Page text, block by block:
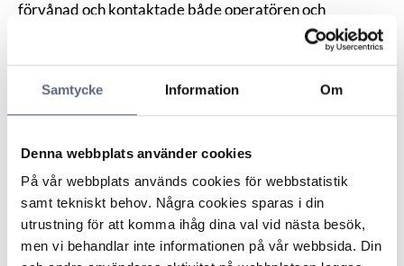
Samtycke Information Om
Denna webbplats använder cookies
På vår webbplats används cookies för webbstatistik
samt tekniskt behov. Några cookies sparas i din
utrustning för att komma ihåg dina val vid nästa besök,
men vi behandlar inte informationen på vår webbsida. Din
förvånad och kontaktade både operatören och
WhatsApp. Operatören svarade att samtalen hade gått
via mobilnätet. Konsumenten menade att samtalen
registrerats som vanliga samtal. Enligt konsumenten var
denne självklart ansluten till internet.
samtal sker via krypterad trafik över internet, vanligen
via Wi-Fi och kräver internetanslutning. Den
debiterade trafiken var gjord via mobilnätet som
vanliga samtal och sms. Operatören menade också att
man inte kunde se meddelanden och samtal som gått via